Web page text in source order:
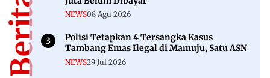
NEWS08 Agu 2026
Polisi Tetapkan 4 Tersangka Kasus
Tambang Emas Ilegal di Mamuju, Satu ASN
NEWS29 Jul 2026